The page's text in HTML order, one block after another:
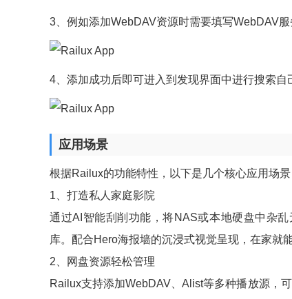
3、例如添加WebDAV资源时需要填写WebDAV
4、添加成功后即可进入到发现界面中进行搜索自
应用场景
根据Railux的功能特性，以下是几个核心应用场景
1、打造私人家庭影院
通过AI智能刮削功能，将NAS或本地硬盘中杂
库。配合Hero海报墙的沉浸式视觉呈现，在家就
2、网盘资源轻松管理
Railux支持添加WebDAV、Alist等多种播放源，